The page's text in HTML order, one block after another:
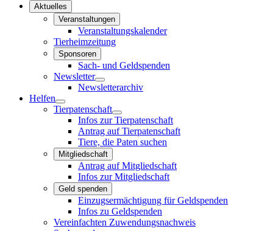
Aktuelles
Veranstaltungen
Veranstaltungskalender
Tierheimzeitung
Sponsoren
Sach- und Geldspenden
Newsletter
Newsletterarchiv
Helfen
Tierpatenschaft
Infos zur Tierpatenschaft
Antrag auf Tierpatenschaft
Tiere, die Paten suchen
Mitgliedschaft
Antrag auf Mitgliedschaft
Infos zur Mitgliedschaft
Geld spenden
Einzugsermächtigung für Geldspenden
Infos zu Geldspenden
Vereinfachten Zuwendungsnachweis